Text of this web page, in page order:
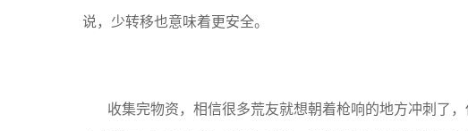
说，少转移也意味着更安全。
收集完物资，相信很多荒友就想朝着枪响的地方冲刺了